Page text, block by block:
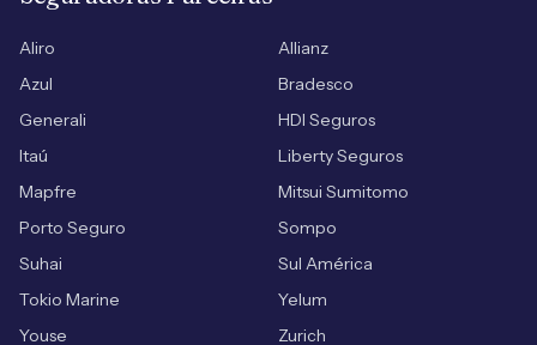
Aliro
Allianz
Azul
Bradesco
Generali
HDI Seguros
Itaú
Liberty Seguros
Mapfre
Mitsui Sumitomo
Porto Seguro
Sompo
Suhai
Sul América
Tokio Marine
Yelum
Youse
Zurich